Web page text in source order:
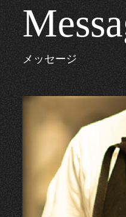
メッセージ